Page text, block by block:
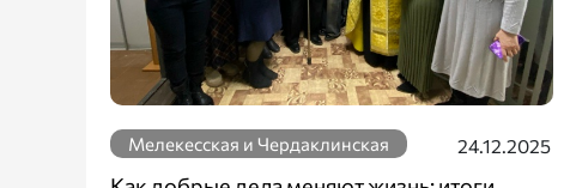
Мелекесская и Чердаклинская 24.12.2025